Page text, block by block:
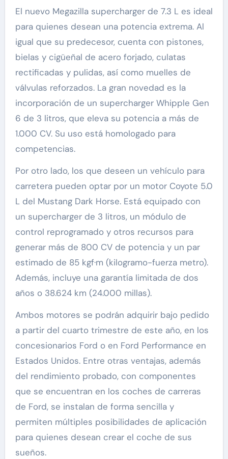
El nuevo Megazilla supercharger de 7.3 L es ideal
para quienes desean una potencia extrema. Al
igual que su predecesor, cuenta con pistones,
bielas y cigüeñal de acero forjado, culatas
rectificadas y pulidas, así como muelles de
válvulas reforzados. La gran novedad es la
incorporación de un supercharger Whipple Gen
6 de 3 litros, que eleva su potencia a más de
1.000 CV. Su uso está homologado para
competencias.
Por otro lado, los que deseen un vehículo para
carretera pueden optar por un motor Coyote 5.0
L del Mustang Dark Horse. Está equipado con
un supercharger de 3 litros, un módulo de
control reprogramado y otros recursos para
generar más de 800 CV de potencia y un par
estimado de 85 kgf·m (kilogramo-fuerza metro).
Además, incluye una garantía limitada de dos
años o 38.624 km (24.000 millas).
Ambos motores se podrán adquirir bajo pedido
a partir del cuarto trimestre de este año, en los
concesionarios Ford o en Ford Performance en
Estados Unidos. Entre otras ventajas, además
del rendimiento probado, con componentes
que se encuentran en los coches de carreras
de Ford, se instalan de forma sencilla y
permiten múltiples posibilidades de aplicación
para quienes desean crear el coche de sus
sueños.